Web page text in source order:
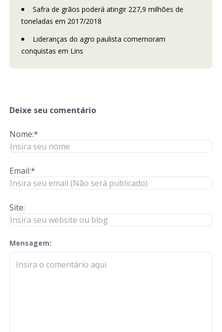
Safra de grãos poderá atingir 227,9 milhões de
toneladas em 2017/2018
Lideranças do agro paulista comemoram
conquistas em Lins
Deixe seu comentário
Nome:*
Email:*
Site:
Mensagem:
check-terms